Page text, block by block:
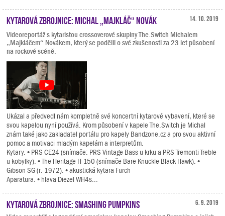
14. 10. 2019
Kytarová zbrojnice: Michal „Majkláč“ Novák
Videoreportáž s kytaristou crossoverové skupiny The.Switch Michalem
„Majkláčem“ Novákem, který se podělil o své zkušenosti za 23 let působení
na rockové scéně.
Ukázal a předvedl nám kompletně své koncertní kytarové vybavení, které se
svou kapelou nyní používá. Krom působení v kapele The.Switch je Michal
znám také jako zakladatel portálu pro kapely Bandzone.cz a pro svou aktivní
pomoc a motivaci mladým kapelám a interpretům.
Kytary. • PRS CE24 (snímače: PRS Vintage Bass u krku a PRS Tremonti Treble
u kobylky). • The Heritage H-150 (snímače Bare Knuckle Black Hawk). •
Gibson SG (r. 1972). • akustická kytara Furch
Aparatura. • hlava Diezel WH4s...
6. 9. 2019
Kytarová zbrojnice: Smashing Pumpkins